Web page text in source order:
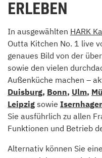
ERLEBEN
In ausgewählten HARK
Outta Kitchen No. 1 live
genaues Bild von der
sowie den vielen
Außenküche machen –
Duisburg, Bonn, Ulm,
Leipzig sowie
Sie ausführlich zu allen
Funktionen und Betrieb
Alternativ können Sie